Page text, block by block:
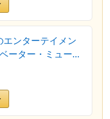
エンターテイメン
ーター・ミュージ